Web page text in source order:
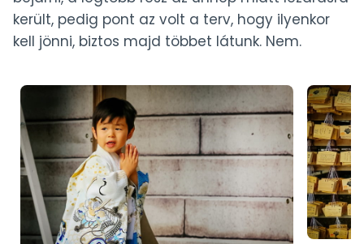
került, pedig pont az volt a terv, hogy ilyenkor
kell jönni, biztos majd többet látunk. Nem.